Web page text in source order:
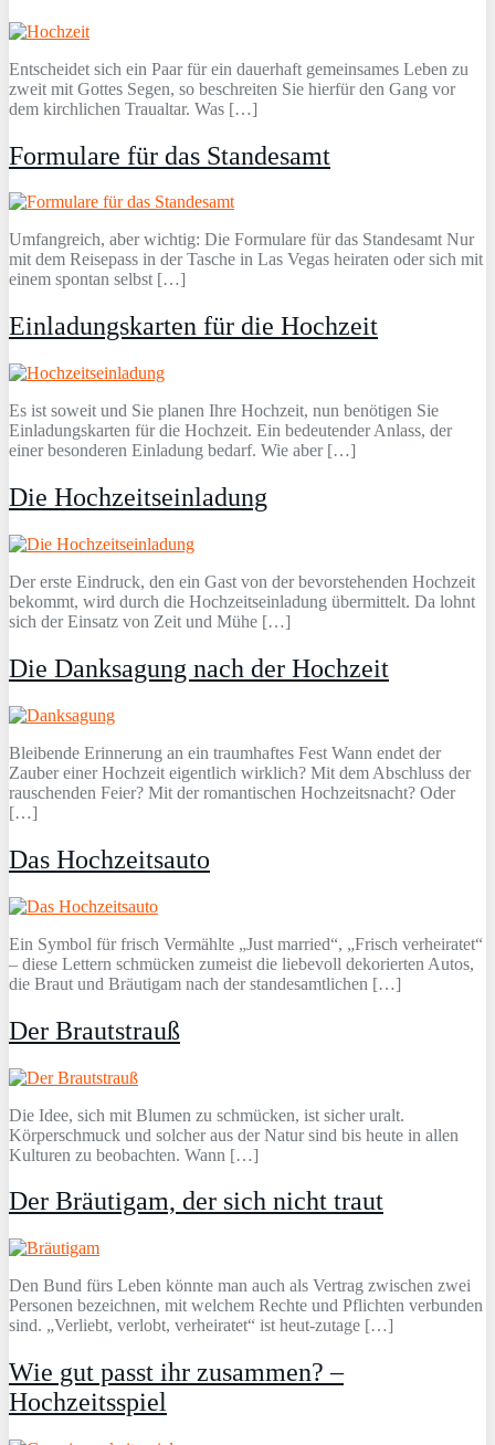
Entscheidet sich ein Paar für ein dauerhaft gemeinsames Leben zu
zweit mit Gottes Segen, so beschreiten Sie hierfür den Gang vor
dem kirchlichen Traualtar. Was […]
Formulare für das Standesamt
Umfangreich, aber wichtig: Die Formulare für das Standesamt Nur
mit dem Reisepass in der Tasche in Las Vegas heiraten oder sich mit
einem spontan selbst […]
Einladungskarten für die Hochzeit
Es ist soweit und Sie planen Ihre Hochzeit, nun benötigen Sie
Einladungskarten für die Hochzeit. Ein bedeutender Anlass, der
einer besonderen Einladung bedarf. Wie aber […]
Die Hochzeitseinladung
Der erste Eindruck, den ein Gast von der bevorstehenden Hochzeit
bekommt, wird durch die Hochzeitseinladung übermittelt. Da lohnt
sich der Einsatz von Zeit und Mühe […]
Die Danksagung nach der Hochzeit
Bleibende Erinnerung an ein traumhaftes Fest Wann endet der
Zauber einer Hochzeit eigentlich wirklich? Mit dem Abschluss der
rauschenden Feier? Mit der romantischen Hochzeitsnacht? Oder
[…]
Das Hochzeitsauto
Ein Symbol für frisch Vermählte „Just married“, „Frisch verheiratet“
– diese Lettern schmücken zumeist die liebevoll dekorierten Autos,
die Braut und Bräutigam nach der standesamtlichen […]
Der Brautstrauß
Die Idee, sich mit Blumen zu schmücken, ist sicher uralt.
Körperschmuck und solcher aus der Natur sind bis heute in allen
Kulturen zu beobachten. Wann […]
Der Bräutigam, der sich nicht traut
Den Bund fürs Leben könnte man auch als Vertrag zwischen zwei
Personen bezeichnen, mit welchem Rechte und Pflichten verbunden
sind. „Verliebt, verlobt, verheiratet“ ist heut-zutage […]
Wie gut passt ihr zusammen? –
Hochzeitsspiel